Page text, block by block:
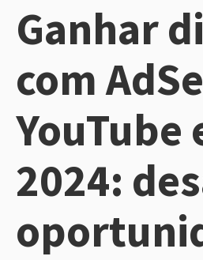
Ganhar
com
YouTube
2024: